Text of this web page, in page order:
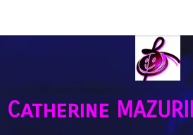
Catherine